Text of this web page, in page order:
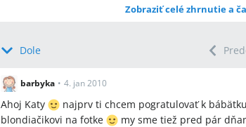
Najčastejšie otázky
Q:Aké kritériá používajú štátne materské školy v
A:Štátne MŠ v Senci používajú interné kritériá,
Zobraziť celé zhrnutie a
Dole
barbyka • 4. jan 2010
Ahoj Katy
najprv ti chcem pogratulovať k
blondiačikovi na fotke
my sme tiež pred pár